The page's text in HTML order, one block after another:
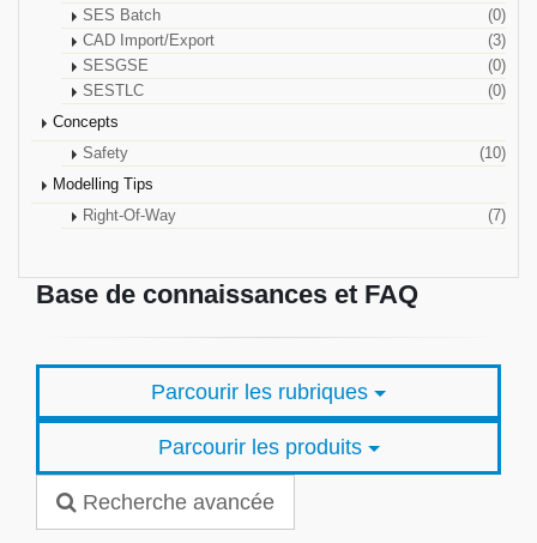
SES Batch
(0)
CAD Import/Export
(3)
SESGSE
(0)
SESTLC
(0)
Concepts
Safety
(10)
Modelling Tips
Right-Of-Way
(7)
Base de connaissances et FAQ
Parcourir les rubriques
Parcourir les produits
Recherche avancée